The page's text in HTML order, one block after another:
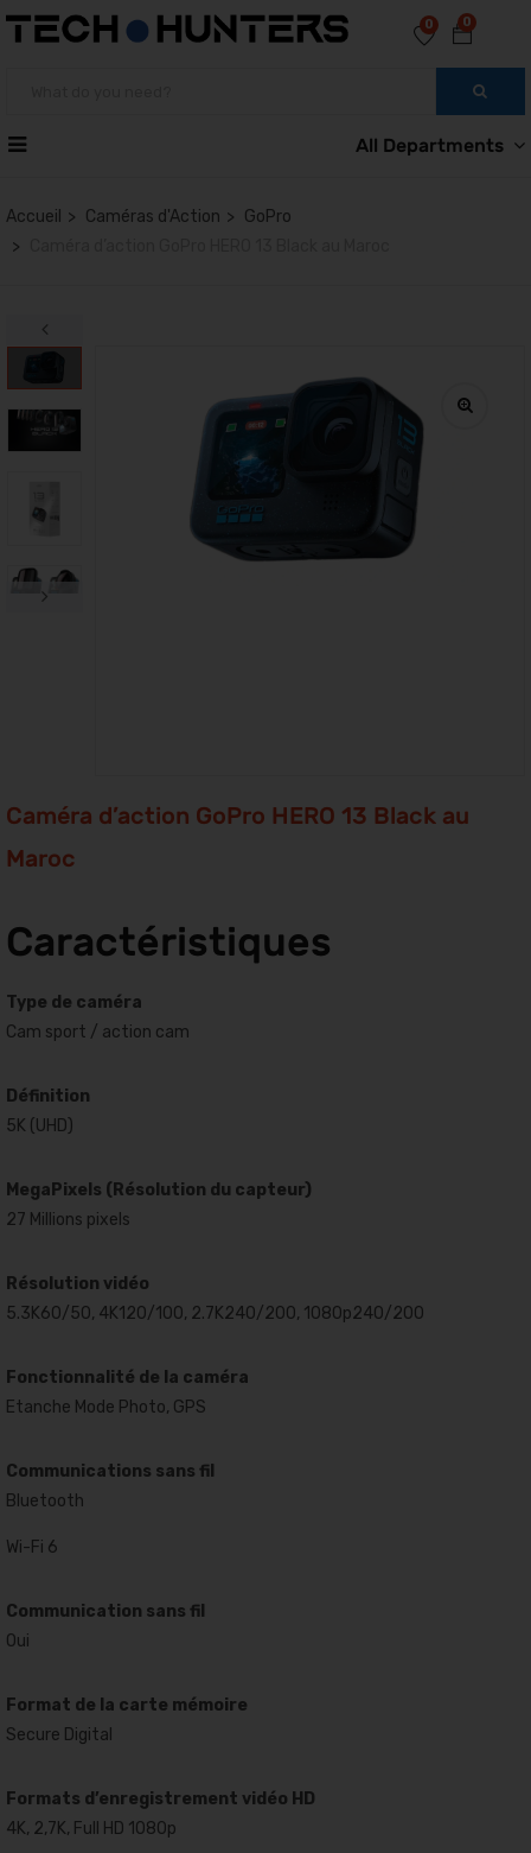
0
0
All Departments
Accueil Caméras d'Action
GoPro
Caméra d’action GoPro HERO 13 Black au
Maroc
Caractéristiques
Type de caméra
Cam sport / action cam
Définition
5K (UHD)
MegaPixels (Résolution du capteur)
27 Millions pixels
Résolution vidéo
5.3K60/50, 4K120/100, 2.7K240/200, 1080p240/200
Fonctionnalité de la caméra
Etanche Mode Photo, GPS
Communications sans fil
Bluetooth
Wi-Fi 6
Communication sans fil
Oui
Format de la carte mémoire
Secure Digital
Formats d’enregistrement vidéo HD
4K, 2,7K, Full HD 1080p